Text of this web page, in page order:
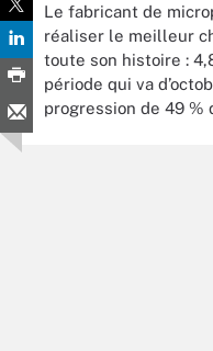
Le fabricant de
réaliser le meilleur
toute son histoire :
période qui va
progression de 49 %